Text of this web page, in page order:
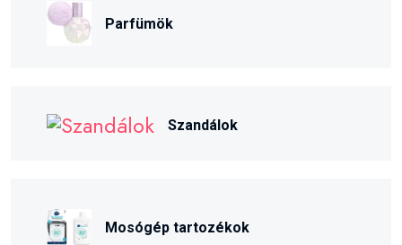
Parfümök
Szandálok
Mosógép tartozékok